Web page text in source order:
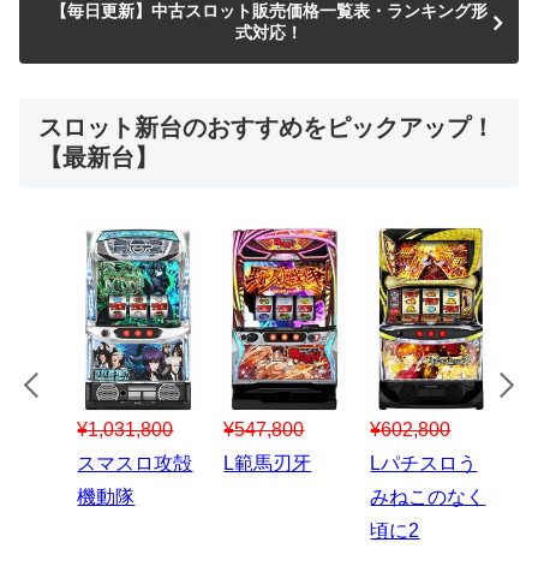
【毎日更新】中古スロット販売価格一覧表・ランキング形
式対応！
スロット新台のおすすめをピックアップ！
【最新台】
¥547,800
スマスロハナ
ビ
¥150,000
スマスロ秘宝
¥1,867,800
Lパチスロ 炎
炎ノ消防隊2